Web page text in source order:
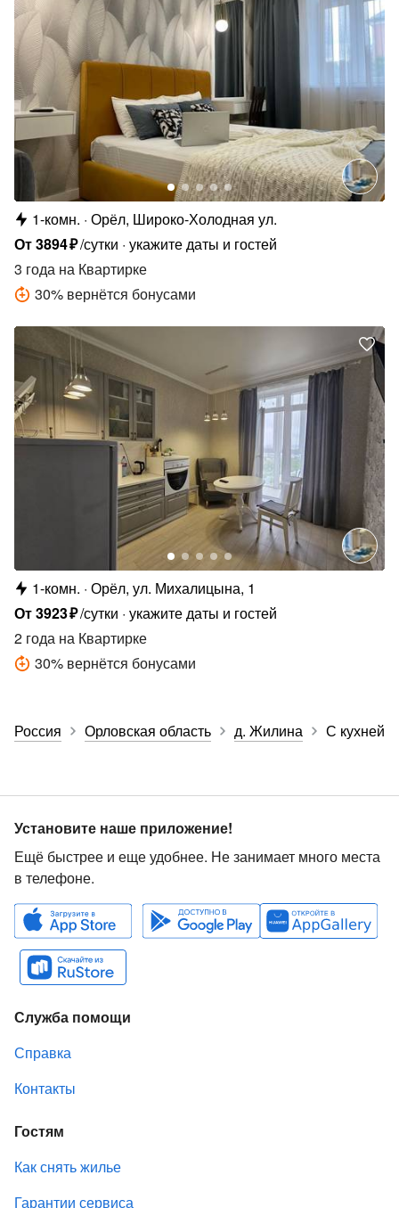
1-комн. Орёл, Широко-Холодная ул.
От3894₽/сутки укажите даты и гостей
3 года на Квартирке
30% вернётся бонусами
1-комн. Орёл, ул. Михалицына, 1
От3923₽/сутки укажите даты и гостей
2 года на Квартирке
30% вернётся бонусами
Россия Орловская область д. Жилина С кухней
Установите наше приложение!
Ещё быстрее и еще удобнее. Не занимает много места
в телефоне.
Служба помощи
Справка
Контакты
Гостям
Как снять жилье
Гарантии сервиса